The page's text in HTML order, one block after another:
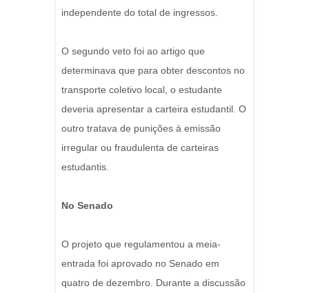
independente do total de ingressos.
O segundo veto foi ao artigo que
determinava que para obter descontos no
transporte coletivo local, o estudante
deveria apresentar a carteira estudantil. O
outro tratava de punições à emissão
irregular ou fraudulenta de carteiras
estudantis.
No Senado
O projeto que regulamentou a meia-
entrada foi aprovado no Senado em
quatro de dezembro. Durante a discussão